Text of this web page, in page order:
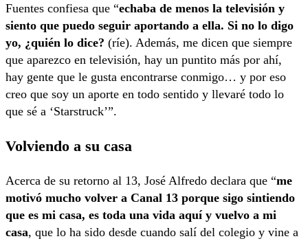
Fuentes confiesa que “echaba de menos la televisión y
siento que puedo seguir aportando a ella. Si no lo digo
yo, ¿quién lo dice? (ríe). Además, me dicen que siempre
que aparezco en televisión, hay un puntito más por ahí,
hay gente que le gusta encontrarse conmigo… y por eso
creo que soy un aporte en todo sentido y llevaré todo lo
que sé a ‘Starstruck’”.
Volviendo a su casa
Acerca de su retorno al 13, José Alfredo declara que “me
motivó mucho volver a Canal 13 porque sigo sintiendo
que es mi casa, es toda una vida aquí y vuelvo a mi
casa, que lo ha sido desde cuando salí del colegio y vine a